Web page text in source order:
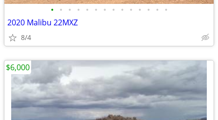
• • • • • • • • • • • • • •
2020 Malibu 22MXZ
8/4
$6,000